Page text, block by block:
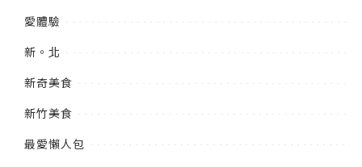
愛體驗
新。北
新奇美食
新竹美食
最愛懶人包